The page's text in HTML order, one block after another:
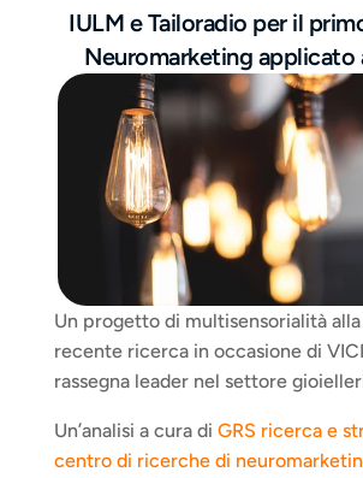
IULM e Tailoradio per il
Neuromarketing applicato
Un progetto di multisensorialità alla
recente ricerca in occasione di
rassegna leader nel settore
Un’analisi a cura di GRS ricerca e
centro di ricerche di